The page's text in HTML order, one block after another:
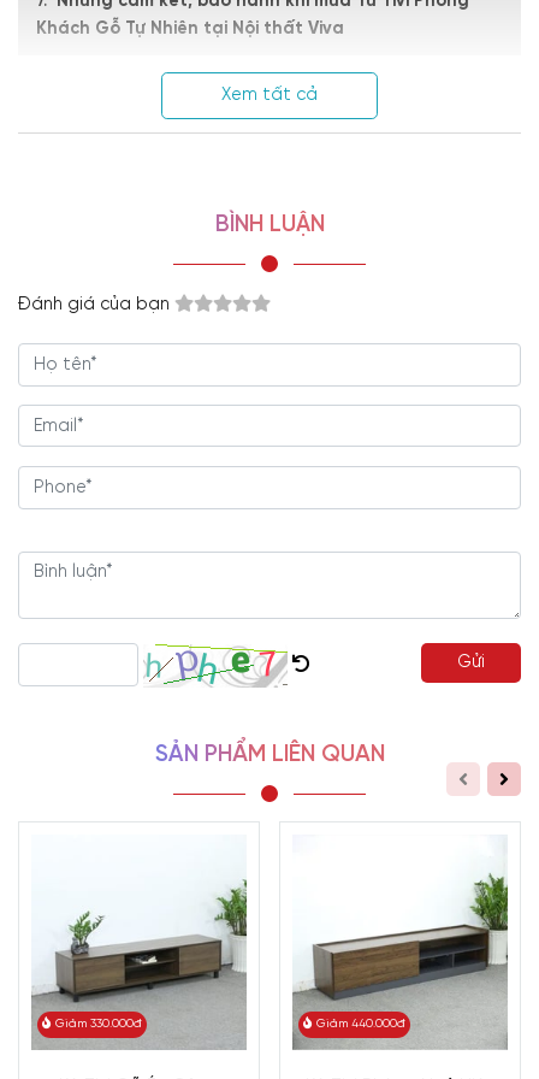
Khách Gỗ Tự Nhiên tại Nội thất Viva
+ Kết hợp kiểu dáng thiết kế đẹp mắt cùng nhiều tính năng thực tế
+ Mang đến phong cách và tính khả dụng cao
+ Thiết kế phong cách Bắc Âu với vẻ đẹp thanh thoát và tinh tế.
+ Kệ tivi đa dụng, tận dụng không gian tuyệt vời
+ Chất liệu gỗ sồi tự nhiên có độ ổn định cao, phù hợp với khí
hậu nước ta.
gian
Một không gian phòng khách sang trọng và chuẩn chỉnh chắc
chắn không thể thiếu kệ tivi đẹp. Tủ để tivi là sự lựa chọn hoàn
cả những yếu tố từ vẻ đẹp tới chất lượng cùng với giá bán rất hợp
Tủ Tivi Phòng Khách Gỗ Tự Nhiên Thiết Kế Với Nhiều
Không Gian Lưu Trữ KTV-2549
là lựa chọn bạn không thể bỏ
Xem tất cả
BÌNH LUẬN
Đánh giá của bạn
Gửi
SẢN PHẨM LIÊN QUAN
Giảm 330.000đ Giảm 440.000đ